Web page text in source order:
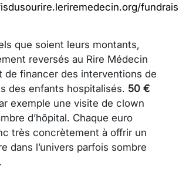
que soient leurs montants,
reversés au Rire Médecin
de financer des interventions de
des enfants hospitalisés. 50 €
exemple une visite de clown
d’hôpital. Chaque euro
très concrètement à offrir un
dans l’univers parfois sombre